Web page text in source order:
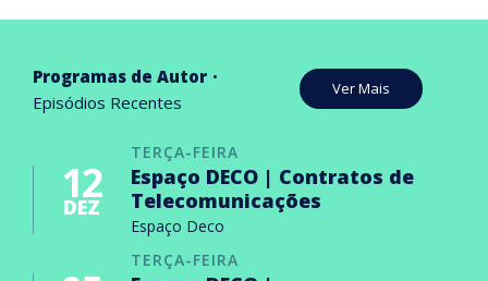
Programas de Autor
Episódios Recentes
Ver Mais
TERÇA-FEIRA
12
DEZ
Espaço DECO | Contratos de
Telecomunicações
Espaço Deco
TERÇA-FEIRA